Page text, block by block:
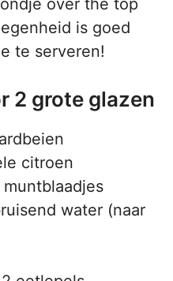
over the top
is goed
te serveren!
2 grote glazen
citroen
water (naar